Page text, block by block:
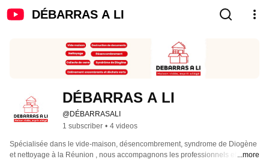
DÉBARRAS A LI
DÉBARRAS A LI
@DÉBARRASALI
1 subscriber • 4 videos
Spécialisée dans le vide-maison, désencombrement, syndrome de Diogène
et nettoyage à la Réunion , nous accompagnons les professionnels et
...more